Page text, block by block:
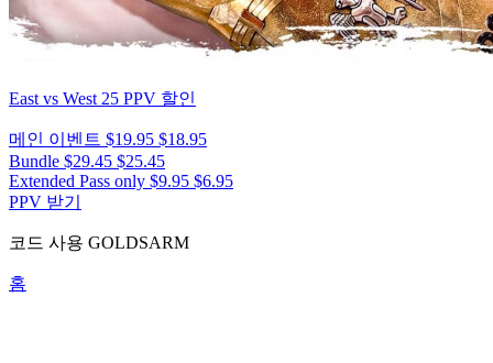
East vs West 25 PPV 할인
메인 이벤트 $19.95 $18.95
Bundle $29.45 $25.45
Extended Pass only $9.95 $6.95
PPV 받기
코드 사용 GOLDSARM
홈